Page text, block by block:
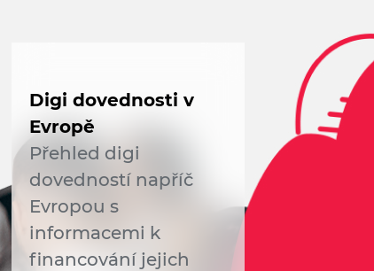
Digi dovednosti v
Evropě
Přehled digi
dovedností napříč
Evropou s
informacemi k
financování jejich